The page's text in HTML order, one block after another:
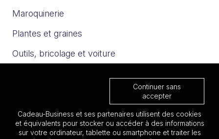
Maroquinerie
Plantes et graines
Outils, bricolage et voiture
Nos catalogues
Continuer sans
accepter
Cadeau-Business et ses partenaires utilisent des cookies
et équivalents pour stocker ou accéder à des informations
sur votre ordinateur, tablette ou smartphone et traiter les